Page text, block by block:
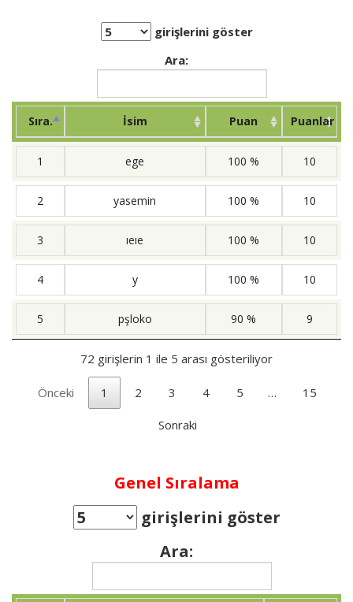
girişlerini göster
Ara:
Sıra. İsim Puan Puanlar
1 ege 100 % 10
2 yasemin 100 % 10
3 ıeıe 100 % 10
4 y 100 % 10
5 pşloko 90 % 9
72 girişlerin 1 ile 5 arası gösteriliyor
Önceki 1 2 3 4 5 … 15
Sonraki
Genel Sıralama
girişlerini göster
Ara: